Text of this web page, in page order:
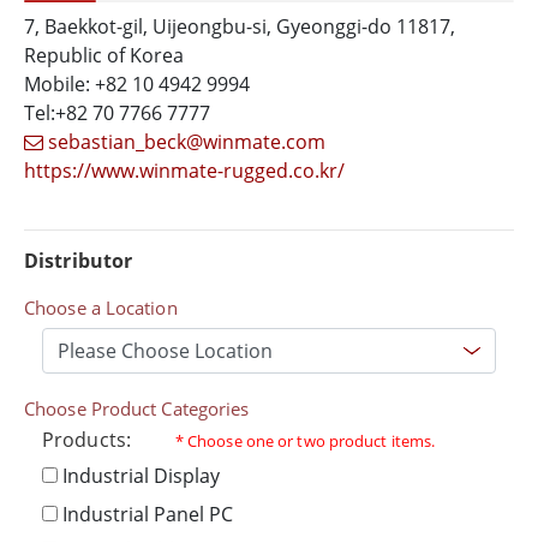
7, Baekkot-gil, Uijeongbu-si, Gyeonggi-do 11817,
Republic of Korea
Mobile: +82 10 4942 9994
Tel:+82 70 7766 7777
sebastian_beck@winmate.com
https://www.winmate-rugged.co.kr/
Distributor
Choose a Location
Choose Product Categories
Products: * Choose one or two product items.
Industrial Display
Industrial Panel PC